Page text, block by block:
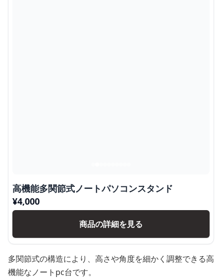
高機能多関節式ノートパソコンスタンド
¥4,000
商品の詳細を見る
多関節式の構造により、高さや角度を細かく調整できる高
機能なノートpc台です。